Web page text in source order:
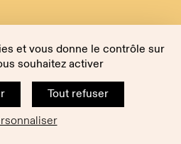
et vous donne le contrôle sur
souhaitez activer
Tout refuser